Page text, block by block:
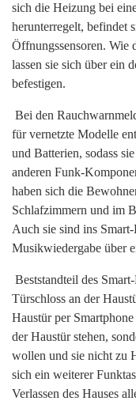
sich die Heizung bei
herunterregelt, befindet
Öffnungssensoren. Wie
lassen sie sich über ein
befestigen.
Bei den
für vernetzte Modelle
und Batterien, sodass
anderen Funk-
haben sich die
Schlafzimmern und im
Auch sie sind ins
Musikwiedergabe über
Beststandteil des
Türschloss an der
Haustür per
der Haustür stehen,
wollen und sie nicht zu
sich ein weiterer
Verlassen des Hauses